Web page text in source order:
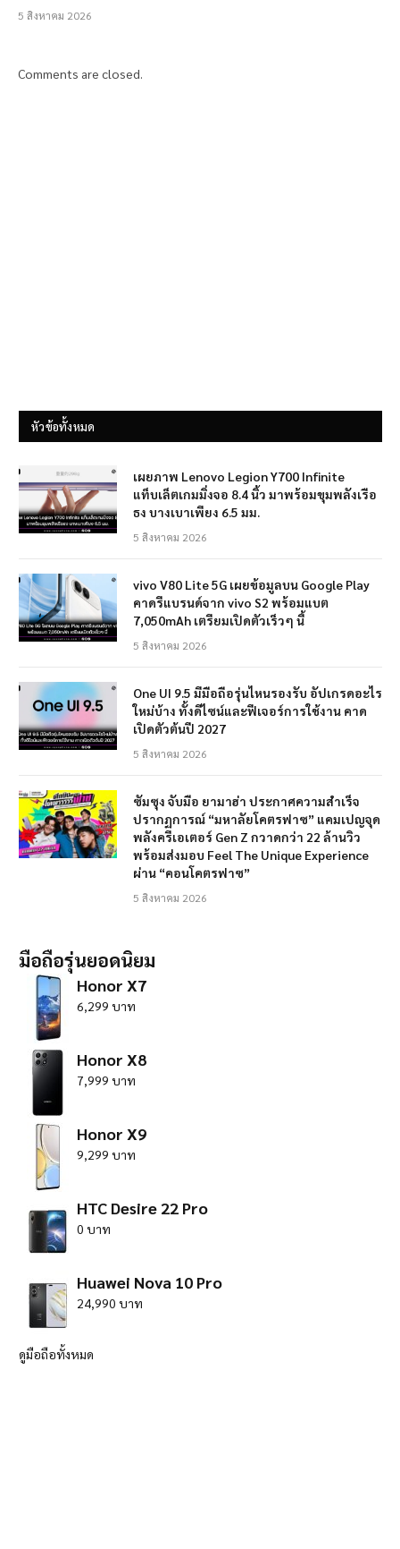
5 สิงหาคม 2026
Comments are closed.
หัวข้อทั้งหมด
เผยภาพ Lenovo Legion Y700 Infinite
แท็บเล็ตเกมมิ่งจอ 8.4 นิ้ว มาพร้อมขุมพลังเรือ
ธง บางเบาเพียง 6.5 มม.
5 สิงหาคม 2026
vivo V80 Lite 5G เผยข้อมูลบน Google Play
คาดรีแบรนด์จาก vivo S2 พร้อมแบต
7,050mAh เตรียมเปิดตัวเร็วๆ นี้
5 สิงหาคม 2026
One UI 9.5 มีมือถือรุ่นไหนรองรับ อัปเกรดอะไร
ใหม่บ้าง ทั้งดีไซน์และฟีเจอร์การใช้งาน คาด
เปิดตัวต้นปี 2027
5 สิงหาคม 2026
ซัมซุง จับมือ ยามาฮ่า ประกาศความสำเร็จ
ปรากฏการณ์ “มหาลัยโคตรฟาซ” แคมเปญจุด
พลังครีเอเตอร์ Gen Z กวาดกว่า 22 ล้านวิว
พร้อมส่งมอบ Feel The Unique Experience
ผ่าน “คอนโคตรฟาซ”
5 สิงหาคม 2026
มือถือรุ่นยอดนิยม
Honor X7
6,299 บาท
Honor X8
7,999 บาท
Honor X9
9,299 บาท
HTC Desire 22 Pro
0 บาท
Huawei Nova 10 Pro
24,990 บาท
ดูมือถือทั้งหมด